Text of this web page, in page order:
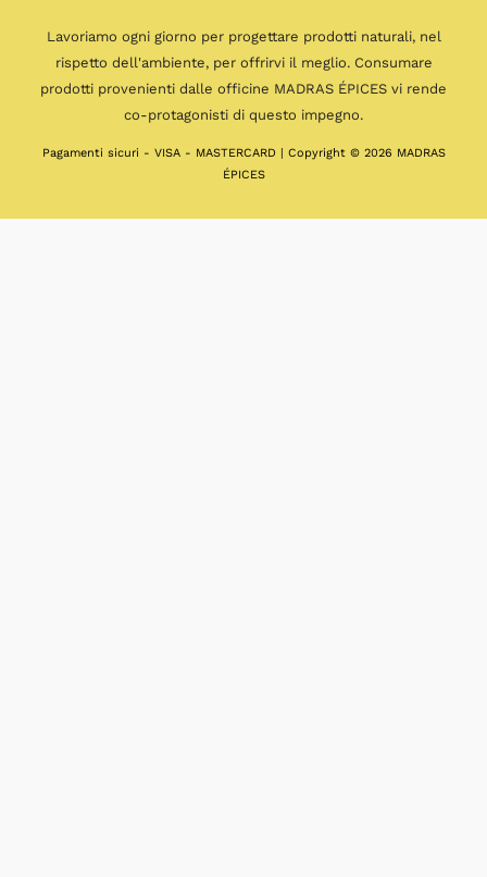
Lavoriamo ogni giorno per progettare prodotti naturali, nel
rispetto dell'ambiente, per offrirvi il meglio. Consumare
prodotti provenienti dalle officine MADRAS ÉPICES vi rende
co-protagonisti di questo impegno.
Pagamenti sicuri - VISA - MASTERCARD | Copyright © 2026 MADRAS
ÉPICES